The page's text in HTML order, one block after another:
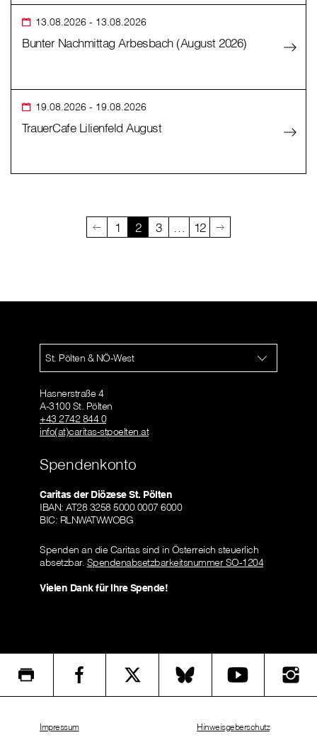
13.08.2026 - 13.08.2026
Bunter Nachmittag Arbesbach (August 2026)
19.08.2026 - 19.08.2026
TrauerCafe Lilienfeld August
1 2 3 … 12
St. Pölten & NÖ-West
Hasnerstraße 4
A-3100 St. Pölten
+43 2742 844 0
info(at)caritas-stpoelten.at
Spendenkonto
Caritas der Diözese St. Pölten
IBAN: AT28 3258 5000 0007 6000
BIC: RLNWATWWOBG
Spenden an die Caritas sind in Österreich steuerlich
absetzbar. Spendenabsetzbarkeitsnummer SO-1204
Vielen Dank für Ihre Spende!
Impressum Hinweisgeberschutz